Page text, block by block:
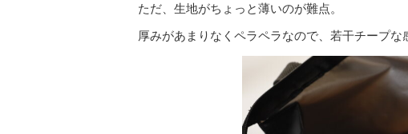
ただ、生地がちょっと薄いのが難点。
厚みがあまりなくペラペラなので、若干チープ